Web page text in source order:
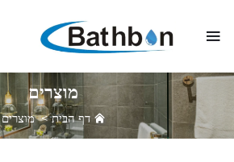
מוצרים
דף הבית>מוצרים